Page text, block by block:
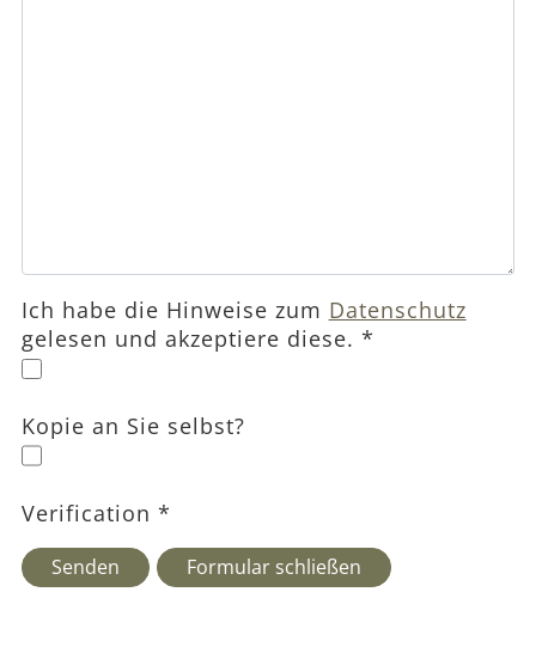
Ich habe die Hinweise zum Datenschutz
gelesen und akzeptiere diese. *
Kopie an Sie selbst?
Verification *
Senden Formular schließen